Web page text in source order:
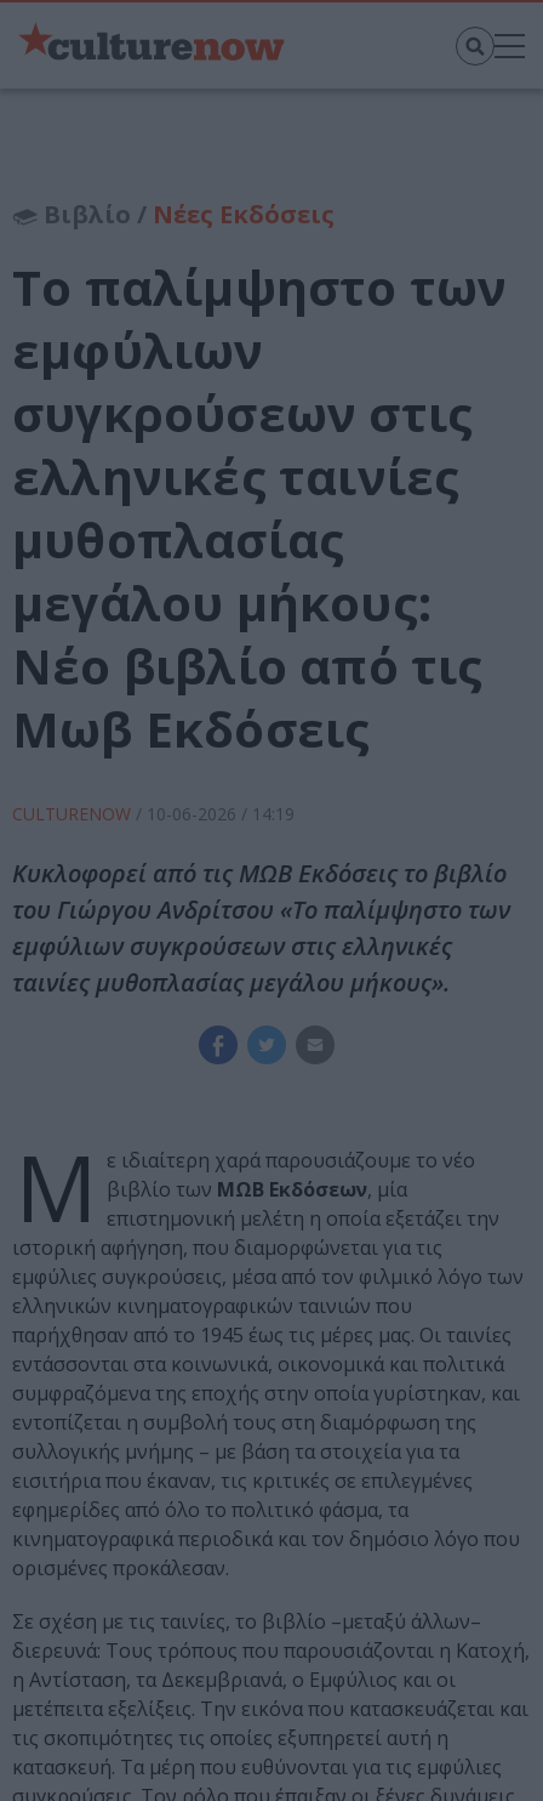
Βιβλίο / Νέες Εκδόσεις
Το παλίμψηστο των
εμφύλιων
συγκρούσεων στις
ελληνικές ταινίες
μυθοπλασίας
μεγάλου μήκους:
Νέο βιβλίο από τις
Μωβ Εκδόσεις
CULTURENOW / 10-06-2026 / 14:19
Κυκλοφορεί από τις ΜΩΒ Εκδόσεις το βιβλίο
του Γιώργου Ανδρίτσου «Το παλίμψηστο των
εμφύλιων συγκρούσεων στις ελληνικές
ταινίες μυθοπλασίας μεγάλου μήκους».
Μ
ε ιδιαίτερη χαρά παρουσιάζουμε το νέο
βιβλίο των ΜΩΒ Εκδόσεων, μία
επιστημονική μελέτη η οποία εξετάζει την
ιστορική αφήγηση, που διαμορφώνεται για τις
εμφύλιες συγκρούσεις, μέσα από τον φιλμικό λόγο των
ελληνικών κινηματογραφικών ταινιών που
παρήχθησαν από το 1945 έως τις μέρες μας. Οι ταινίες
εντάσσονται στα κοινωνικά, οικονομικά και πολιτικά
συμφραζόμενα της εποχής στην οποία γυρίστηκαν, και
εντοπίζεται η συμβολή τους στη διαμόρφωση της
συλλογικής μνήμης – με βάση τα στοιχεία για τα
εισιτήρια που έκαναν, τις κριτικές σε επιλεγμένες
εφημερίδες από όλο το πολιτικό φάσμα, τα
κινηματογραφικά περιοδικά και τον δημόσιο λόγο που
ορισμένες προκάλεσαν.
Σε σχέση με τις ταινίες, το βιβλίο –μεταξύ άλλων–
διερευνά: Τους τρόπους που παρουσιάζονται η Κατοχή,
η Αντίσταση, τα Δεκεμβριανά, ο Εμφύλιος και οι
μετέπειτα εξελίξεις. Την εικόνα που κατασκευάζεται και
τις σκοπιμότητες τις οποίες εξυπηρετεί αυτή η
κατασκευή. Τα μέρη που ευθύνονται για τις εμφύλιες